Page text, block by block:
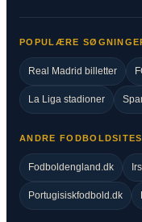
POPULÆRE
Real Madrid billetter
La Liga stadioner
ANDRE
Fodboldengland.dk
Portugisiskfodbold.dk